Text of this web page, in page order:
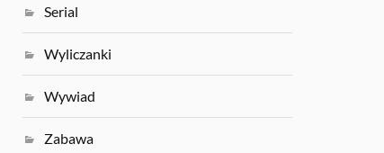
Serial
Wyliczanki
Wywiad
Zabawa